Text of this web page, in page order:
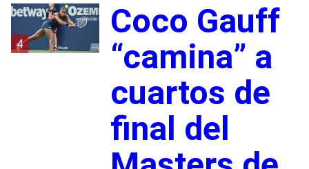
4
Coco Gauff
“camina” a
cuartos de
final del